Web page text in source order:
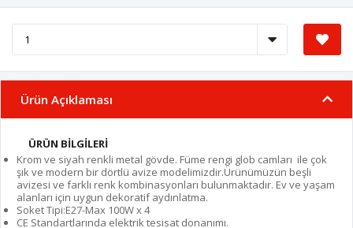
Ürün Açıklaması
ÜRÜN BİLGİLERİ
Krom ve siyah renkli metal gövde. Füme rengi glob camları ile çok
şık ve modern bir dörtlü avize modelimizdir.Ürünümüzün beşli
avizesi ve farklı renk kombinasyonları bulunmaktadır. Ev ve yaşam
alanları için uygun dekoratif aydınlatma.
Soket Tipi:E27-Max 100W x 4
CE Standartlarında elektrik tesisat donanımı.